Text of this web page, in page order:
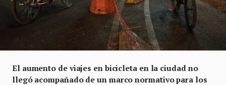
El aumento de viajes en bicicleta en la ciudad no
llegó acompañado de un marco normativo para los